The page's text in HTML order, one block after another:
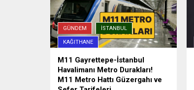
GÜNDEM İSTANBUL
KAĞITHANE
M11 Gayrettepe-İstanbul
Havalimanı Metro Durakları!
M11 Metro Hattı Güzergahı ve